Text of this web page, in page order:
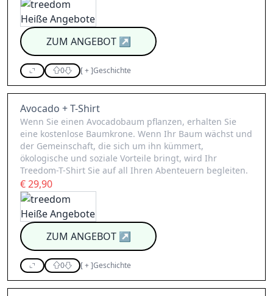
ZUM ANGEBOT↗
0 [+]Geschichte
Avocado + T-Shirt
Wenn Sie einen Avocadobaum pflanzen, erhalten Sie
eine kostenlose Baumkrone. Wenn Ihr Baum wächst und
der Gemeinschaft, die sich um ihn kümmert,
ökologische und soziale Vorteile bringt, wird Ihr
Treedom-T-Shirt Sie auf all Ihren Abenteuern begleiten.
€ 29,90
ZUM ANGEBOT↗
0 [+]Geschichte